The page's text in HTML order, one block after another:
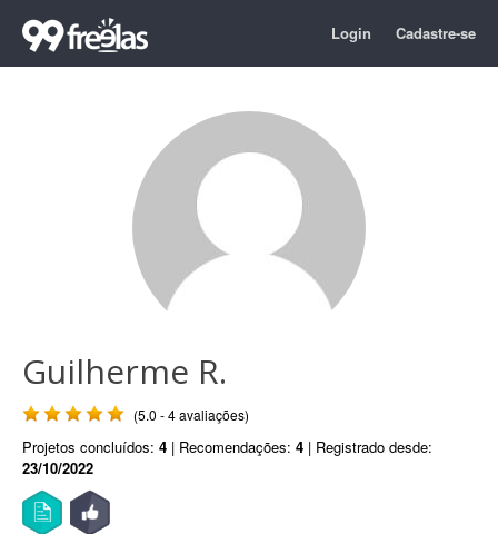
Login Cadastre-se
Guilherme R.
(5.0 - 4 avaliações)
Projetos concluídos: 4 | Recomendações: 4 | Registrado desde:
23/10/2022